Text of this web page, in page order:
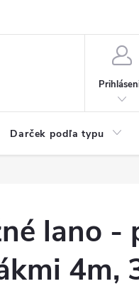
Darček podľa typu
lano -
4m,